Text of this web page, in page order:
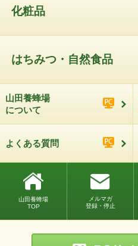
化粧品
はちみつ・自然食品
山田養蜂場
について
よくある質問
山田養蜂場
TOP
メルマガ
登録・停止